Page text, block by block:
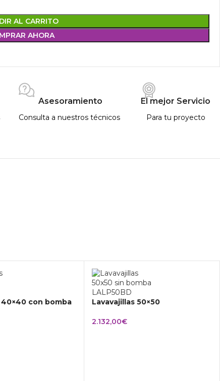
AL CARRITO
AHORA
Asesoramiento
Consulta a nuestros técnicos
El mejor Servicio
Para tu proyecto
40×40 con bomba Lavavajillas 50×50
2.132,00€